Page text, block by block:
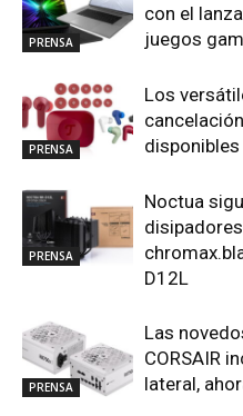
PRENSA
con el
juegos
PRENSA
Los
PRENSA
Noctua
D12L
PRENSA
Las
CORSAIR
lateral,